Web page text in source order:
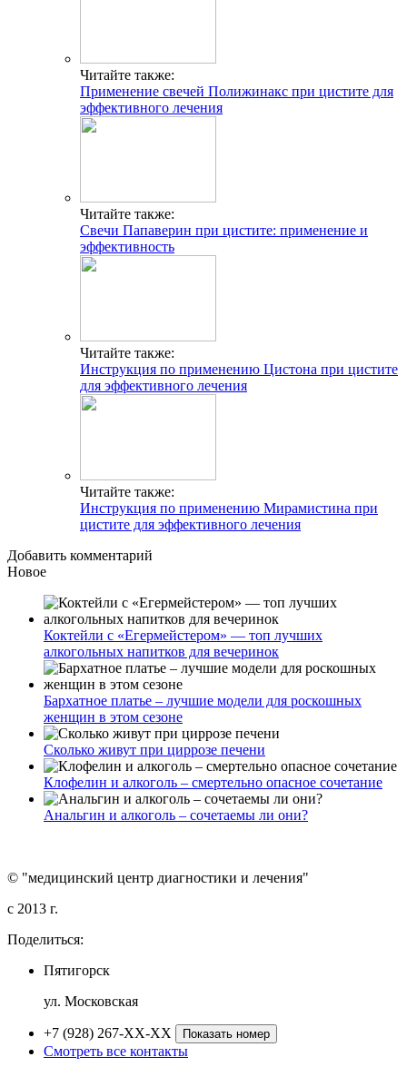
Читайте также:
Применение свечей Полижинакс при цистите для
эффективного лечения
Читайте также:
Свечи Папаверин при цистите: применение и
эффективность
Читайте также:
Инструкция по применению Цистона при цистите
для эффективного лечения
Читайте также:
Инструкция по применению Мирамистина при
цистите для эффективного лечения
Добавить комментарий
Новое
Коктейли с «Егермейстером» — топ лучших
алкогольных напитков для вечеринок
Бархатное платье – лучшие модели для роскошных
женщин в этом сезоне
Сколько живут при циррозе печени
Клофелин и алкоголь – смертельно опасное сочетание
Анальгин и алкоголь – сочетаемы ли они?
© "медицинский центр диагностики и лечения"
c 2013 г.
Поделиться:
Пятигорск
ул. Московская
+7 (928) 267-XX-XX Показать номер
Смотреть все контакты